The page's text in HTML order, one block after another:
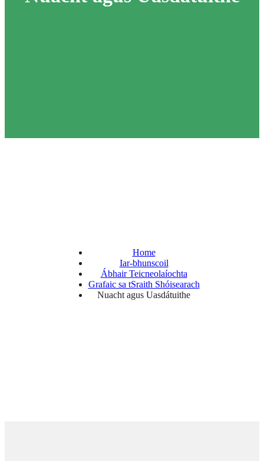
Home
Iar-bhunscoil
Ábhair Teicneolaíochta
Grafaic sa tSraith Shóisearach
Nuacht agus Uasdátuithe